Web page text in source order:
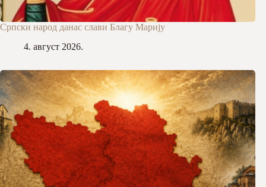
Српски народ данас слави Благу Марију
4. август 2026.